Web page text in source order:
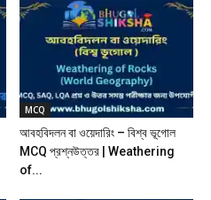
MCQ
আবহবিদলন বা ওয়েদারিং – বিশ্ব ভূগোল
MCQ প্রশ্নউত্তর | Weathering
of...